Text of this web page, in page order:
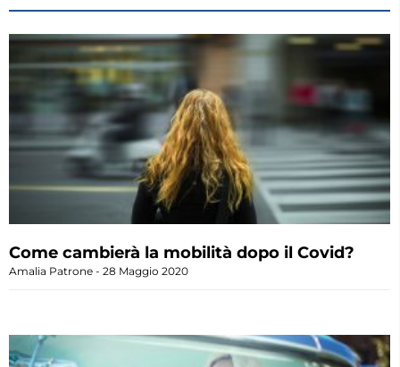
Come cambierà la mobilità dopo il Covid?
Amalia Patrone 28 Maggio 2020